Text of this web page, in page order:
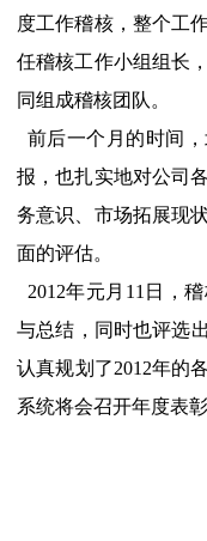
度工作稽核，整个工
任稽核工作小组组长
同组成稽核团队。
前后一个月的时间
报，也扎实地对公司
务意识、市场拓展现
面的评估。
2012年元月11日，
与总结，同时也评选
认真规划了2012年的
系统将会召开年度表彰